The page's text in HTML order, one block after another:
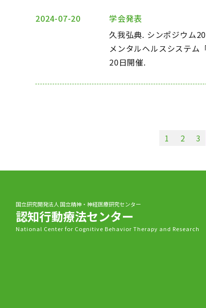
2024-07-20
学会発表
久我弘典. シンポジウム
メンタルヘルスシステム
20日開催.
1
2 3
国立研究開発法人 国立精神・神経医療研究センター
認知行動療法センター
National Center for Cognitive Behavior Therapy and Research